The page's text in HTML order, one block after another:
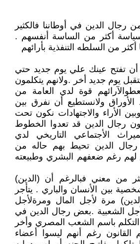
رجال الدين في أوطاننا فالكثير
أكثر من الساسة أنفسهم .
أكثر من السلطه التنفذية بأرائهم
تفتح عينك علي يوم جديد حتي
يوم جديد أخر .ولانهم يتكلمون
قوة لدي العامة من
الأوراق ولانستطيع أن نفرق بين
الأراء والاجتهادات نكون تحت
رجال الدين قد تعدوا الخطوط
الأجتماعي التاريخي لدي
الدين تحيط بهم حاله من
لهم رغم ضعفهم البشري وطبيعته
من معني فبالرغم أن (الدين)
بين الأنسان والباري . يتأجر
مرة لأجل المال ومرةلأجل
الشعبية .بعض رجال الدين في
التكلم باسم الشعب المصري وأخر
القانون رغم أنهم ليسوا أعضاء